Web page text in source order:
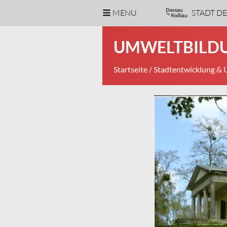
MENU STADT
Startseite /Stadtentwicklung &